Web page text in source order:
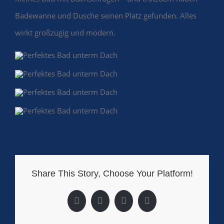
Badewanne und Dusche seinen Platz gefunden. Alles
wirkt großzügig und modern.
Share This Story, Choose Your Platform!
Facebook
X LinkedInPinterest